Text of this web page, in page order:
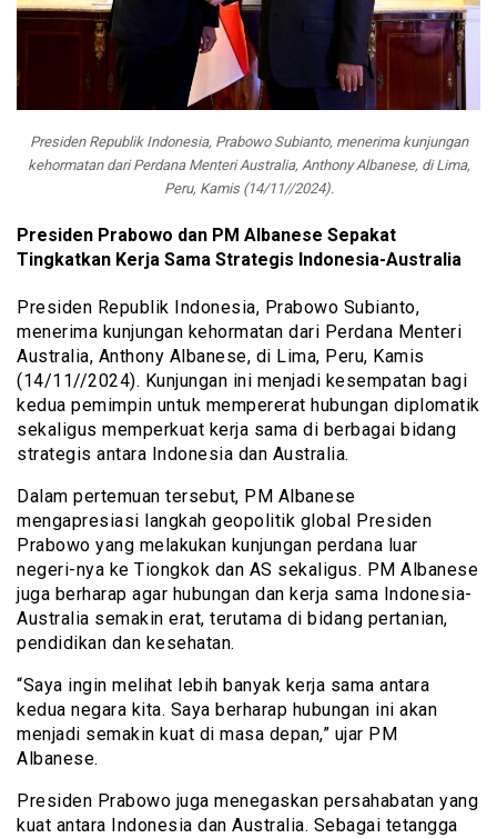
Presiden Republik Indonesia, Prabowo Subianto, menerima kunjungan
kehormatan dari Perdana Menteri Australia, Anthony Albanese, di Lima,
Peru, Kamis (14/11//2024).
Presiden Prabowo dan PM Albanese Sepakat
Tingkatkan Kerja Sama Strategis Indonesia-Australia
Presiden Republik Indonesia, Prabowo Subianto,
menerima kunjungan kehormatan dari Perdana Menteri
Australia, Anthony Albanese, di Lima, Peru, Kamis
(14/11//2024). Kunjungan ini menjadi kesempatan bagi
kedua pemimpin untuk mempererat hubungan diplomatik
sekaligus memperkuat kerja sama di berbagai bidang
strategis antara Indonesia dan Australia.
Dalam pertemuan tersebut, PM Albanese
mengapresiasi langkah geopolitik global Presiden
Prabowo yang melakukan kunjungan perdana luar
negeri-nya ke Tiongkok dan AS sekaligus. PM Albanese
juga berharap agar hubungan dan kerja sama Indonesia-
Australia semakin erat, terutama di bidang pertanian,
pendidikan dan kesehatan.
“Saya ingin melihat lebih banyak kerja sama antara
kedua negara kita. Saya berharap hubungan ini akan
menjadi semakin kuat di masa depan,” ujar PM
Albanese.
Presiden Prabowo juga menegaskan persahabatan yang
kuat antara Indonesia dan Australia. Sebagai tetangga